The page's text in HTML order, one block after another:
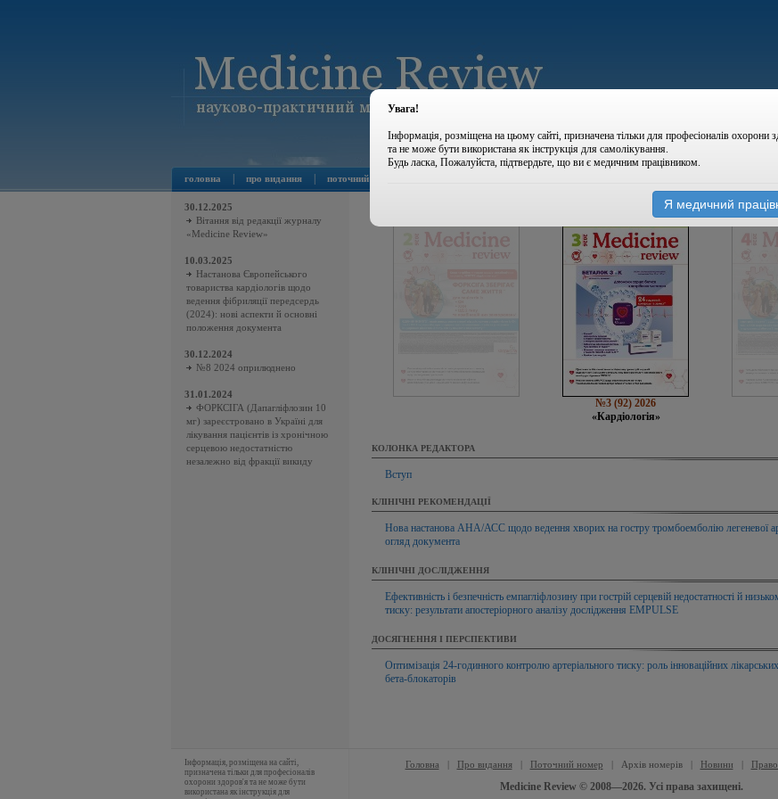
головна про видання поточний номер
30.12.2025
Вітання від редакції журналу
«Medicine Review»
10.03.2025
Настанова Європейського
товариства кардіологів щодо
ведення фібриляції передсердь
(2024): нові аспекти й основні
положення документа
30.12.2024
№8 2024 оприлюднено
31.01.2024
ФОРКСІГА (Дапагліфлозин 10
мг) зареєстровано в Україні для
лікування пацієнтів із хронічною
серцевою недостатністю
незалежно від фракції викиду
№3 (92) 2026
«Кардіологія»
КОЛОНКА РЕДАКТОРА
Вступ
КЛІНІЧНІ РЕКОМЕНДАЦІЇ
Нова настанова АНА/АСС щодо ведення хворих на гостру тромбоемболію легеневої
огляд документа
КЛІНІЧНІ ДОСЛІДЖЕННЯ
Ефективність i безпечність емпагліфлозину при гострій серцевій недостатності й
тиску: результати апостеріорного аналізу дослідження EMPULSE
ДОСЯГНЕННЯ І ПЕРСПЕКТИВИ
Оптимізація 24-годинного контролю артеріального тиску: роль інноваційних
бета-блокаторів
Інформація, розміщена на сайті,
призначена тільки для професіоналів
охорони здоров'я та не може бути
використана як інструкція для
Головна | Про видання | Поточний номер | Архів номерів | Новини |
Medicine Review © 2008—2026. Усі права захищені.
Увага!
Інформація, розміщена на цьому сайті, призначена тільки для професіоналів охорони
та не може бути використана як інструкція для самолікування.
Будь ласка, Пожалуйста, підтвердьте, що ви є медичним працівником.
Я медичний